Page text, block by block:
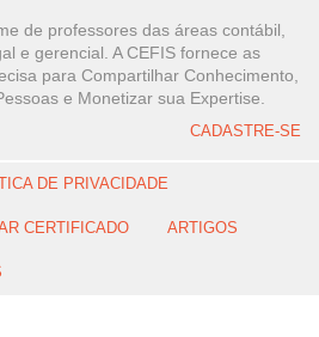
de professores das áreas contábil,
e gerencial. A CEFIS fornece as
para Compartilhar Conhecimento,
e Monetizar sua Expertise.
CADASTRE-SE
DE PRIVACIDADE
CERTIFICADO ARTIGOS